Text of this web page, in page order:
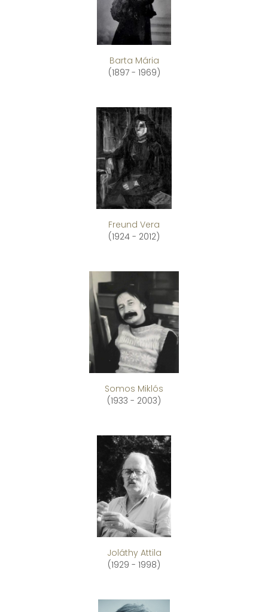
Barta Mária
(1897 - 1969)
Freund Vera
(1924 - 2012)
Somos Miklós
(1933 - 2003)
Joláthy Attila
(1929 - 1998)